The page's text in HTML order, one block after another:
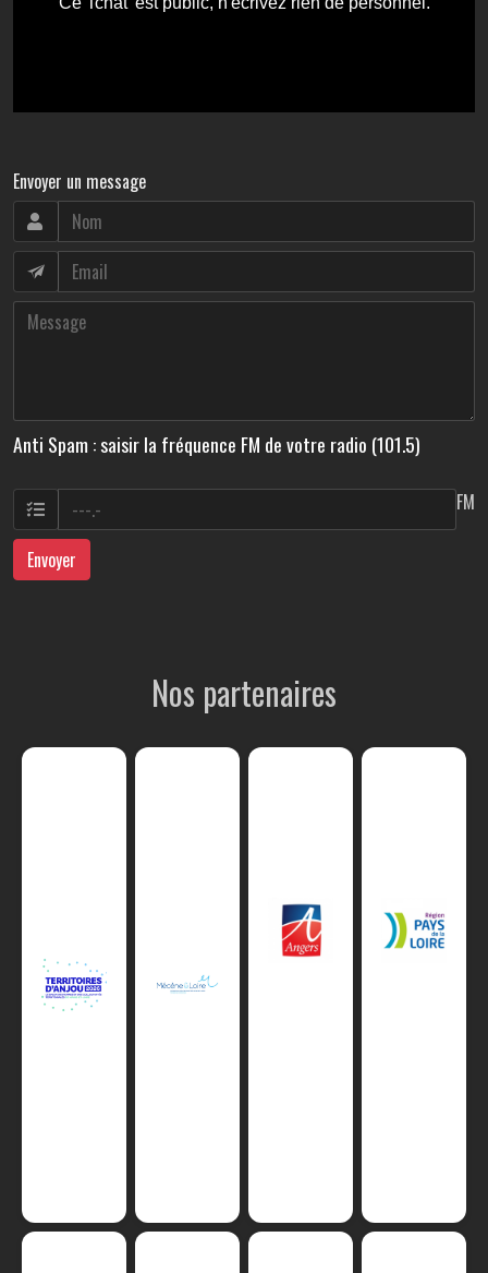
Envoyer un message
Anti Spam : saisir la fréquence FM de votre radio (101.5)
FM
Envoyer
Nos partenaires